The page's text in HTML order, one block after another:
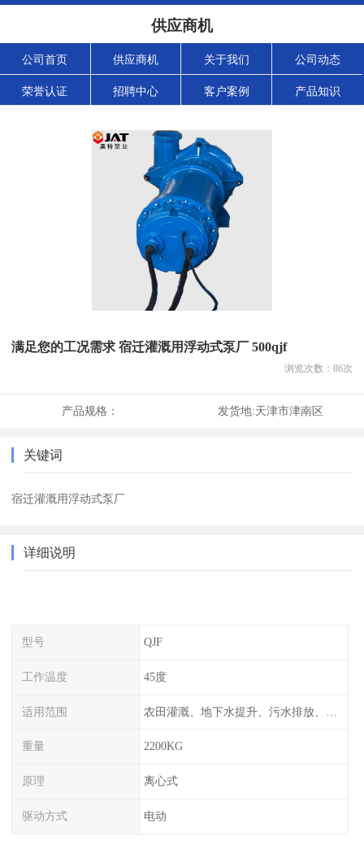
供应商机
公司首页 供应商机 关于我们 公司动态
荣誉认证 招聘中心 客户案例 产品知识
满足您的工况需求 宿迁灌溉用浮动式泵厂 500qjf
浏览次数： 86次
产品规格： 发货地:天津市津南区
关键词
宿迁灌溉用浮动式泵厂
详细说明
型号 QJF
工作温度 45度
适用范围
重量 2200KG
原理 离心式
驱动方式 电动